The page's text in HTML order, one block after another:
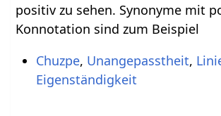
positiv zu sehen. Synonyme mit
Konnotation sind zum Beispiel
Chuzpe, Unangepasstheit,
Eigenständigkeit